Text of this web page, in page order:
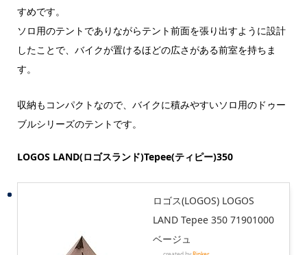
すめです。
ソロ用のテントでありながらテント前面を張り出すように設計
したことで、バイクが置けるほどの広さがある前室を持ちま
す。
収納もコンパクトなので、バイクに積みやすいソロ用のドゥー
ブルシリーズのテントです。
LOGOS LAND(ロゴスランド)Tepee(ティピー)350
ロゴス(LOGOS) LOGOS
LAND Tepee 350 71901000
ベージュ